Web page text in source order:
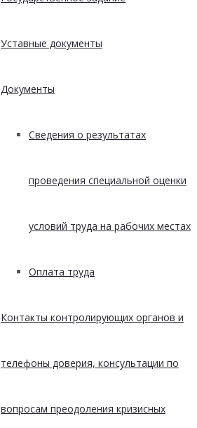
Уставные документы
Документы
Сведения о результатах
проведения специальной оценки
условий труда на рабочих местах
Оплата труда
Контакты контролирующих органов и
телефоны доверия, консультации по
вопросам преодоления кризисных